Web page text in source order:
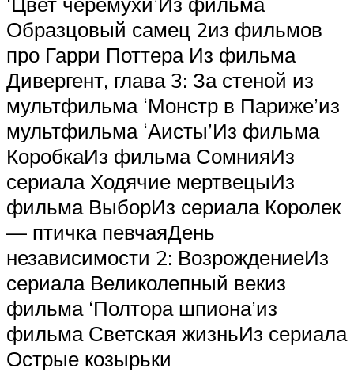
Образцовый самец 2из фильмов
про Гарри Поттера Из фильма
Дивергент, глава 3: За стеной из
мультфильма ‘Монстр в Париже’из
мультфильма ‘Аисты’Из фильма
КоробкаИз фильма СомнияИз
сериала Ходячие мертвецыИз
фильма ВыборИз сериала Королек
— птичка певчаяДень
независимости 2: ВозрождениеИз
сериала Великолепный векиз
фильма ‘Полтора шпиона’из
фильма Светская жизньИз сериала
Острые козырьки